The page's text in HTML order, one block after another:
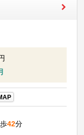
42分